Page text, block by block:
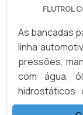
FLUTROL
As bancadas
linha
pressões,
com água,
hidrostáticos
etc. O